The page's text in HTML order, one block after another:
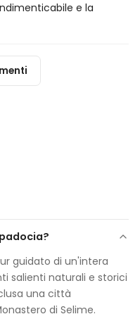
e la
guidato di un'intera
salienti naturali e storici
una città
di Selime.